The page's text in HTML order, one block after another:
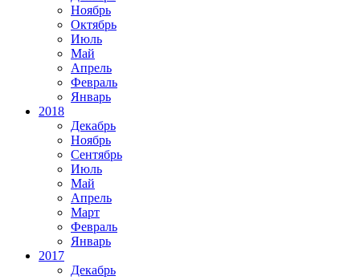
Ноябрь
Октябрь
Июль
Май
Апрель
Февраль
Январь
2018
Декабрь
Ноябрь
Сентябрь
Июль
Май
Апрель
Март
Февраль
Январь
2017
Декабрь